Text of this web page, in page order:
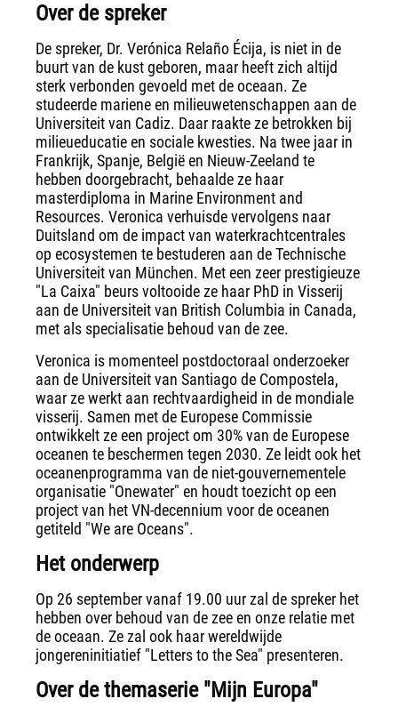
Over de spreker
De spreker, Dr. Verónica Relaño Écija, is niet in de
buurt van de kust geboren, maar heeft zich altijd
sterk verbonden gevoeld met de oceaan. Ze
studeerde mariene en milieuwetenschappen aan de
Universiteit van Cadiz. Daar raakte ze betrokken bij
milieueducatie en sociale kwesties. Na twee jaar in
Frankrijk, Spanje, België en Nieuw-Zeeland te
hebben doorgebracht, behaalde ze haar
masterdiploma in Marine Environment and
Resources. Veronica verhuisde vervolgens naar
Duitsland om de impact van waterkrachtcentrales
op ecosystemen te bestuderen aan de Technische
Universiteit van München. Met een zeer prestigieuze
"La Caixa" beurs voltooide ze haar PhD in Visserij
aan de Universiteit van British Columbia in Canada,
met als specialisatie behoud van de zee.
Veronica is momenteel postdoctoraal onderzoeker
aan de Universiteit van Santiago de Compostela,
waar ze werkt aan rechtvaardigheid in de mondiale
visserij. Samen met de Europese Commissie
ontwikkelt ze een project om 30% van de Europese
oceanen te beschermen tegen 2030. Ze leidt ook het
oceanenprogramma van de niet-gouvernementele
organisatie "Onewater" en houdt toezicht op een
project van het VN-decennium voor de oceanen
getiteld "We are Oceans".
Het onderwerp
Op 26 september vanaf 19.00 uur zal de spreker het
hebben over behoud van de zee en onze relatie met
de oceaan. Ze zal ook haar wereldwijde
jongereninitiatief "Letters to the Sea" presenteren.
Over de themaserie "Mijn Europa"